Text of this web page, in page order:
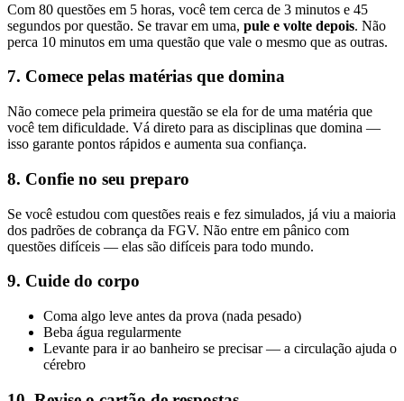
Com 80 questões em 5 horas, você tem cerca de 3 minutos e 45
segundos por questão. Se travar em uma, pule e volte depois. Não
perca 10 minutos em uma questão que vale o mesmo que as outras.
7. Comece pelas matérias que domina
Não comece pela primeira questão se ela for de uma matéria que
você tem dificuldade. Vá direto para as disciplinas que domina —
isso garante pontos rápidos e aumenta sua confiança.
8. Confie no seu preparo
Se você estudou com questões reais e fez simulados, já viu a maioria
dos padrões de cobrança da FGV. Não entre em pânico com
questões difíceis — elas são difíceis para todo mundo.
9. Cuide do corpo
Coma algo leve antes da prova (nada pesado)
Beba água regularmente
Levante para ir ao banheiro se precisar — a circulação ajuda o
cérebro